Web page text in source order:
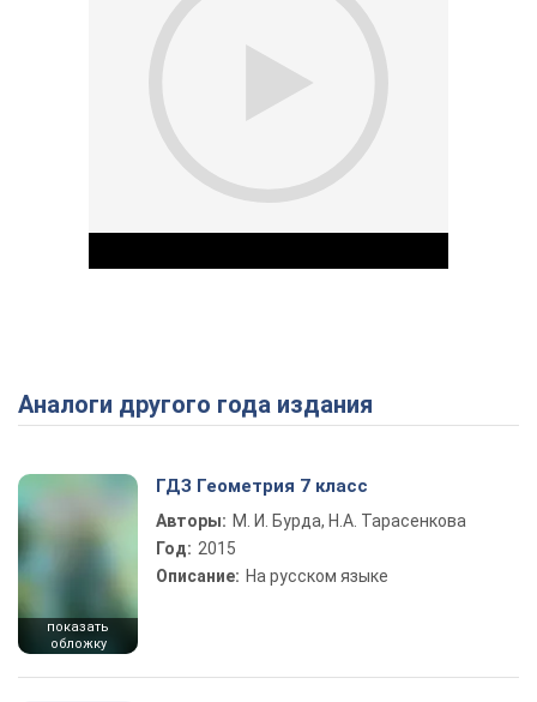
Play Video
Аналоги другого года издания
показать
обложку
ГДЗ Геометрия 7 класс
Авторы: М. И. Бурда, Н.А. Тарасенкова
Год: 2015
Описание: На русском языке